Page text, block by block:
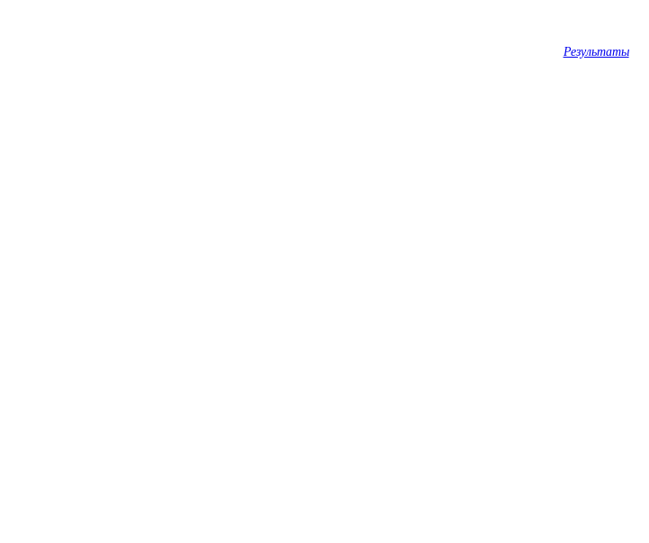
Результаты